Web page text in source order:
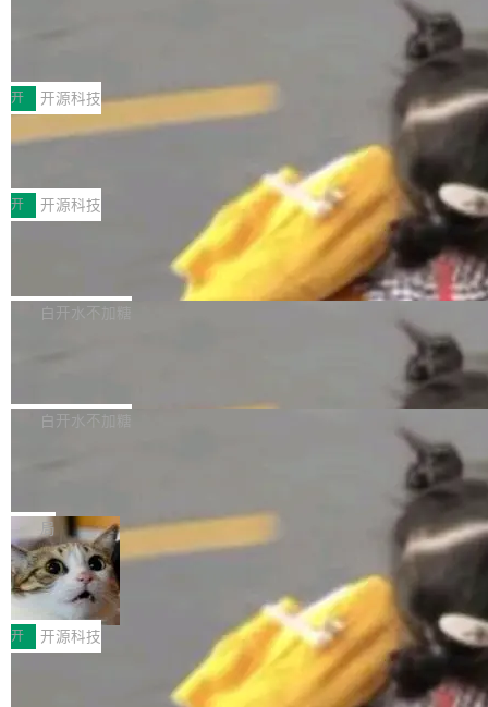
不完。」5T 来自免费额度，3T 来自 Go...
ve JH71XX 的设备，例如 VisionFive 2、PINE
64 STAR64，以及 QEMU。 增强了对 POSIX.1
-2024 和 C23 编程接口标准的兼容性。 compat
_linux(8) 增强了对 Linux 系统调用的支持，包
括 epoll（围绕 kqueue 实现）、POSIX 消息队
列、...
案
享会在上海举办。鸿蒙生态的全场景智慧营销平
台鲸鸿动能协同华为游戏中心，面向游戏行业开
发者及生态伙伴，系统呈现了平台在游戏领域的
完整能力版图——从IAP高价值用户的全周期经
营、到IAA游戏的“买变一体”正循环、再到联运与
广告协同的全链路经营闭环，以及面向全球市场
的出海增长布局。 华为终端云业务商业化销售负
责人在开场致辞中表示，游戏开发者的核心诉求
已不再是“多一个投放渠道”，而是一套能够持续
高质量游戏...
开 开源科技
技嘉X3D系列再添新成员 B850 AORU
面向AMD Ryzen X3D处理器玩家，技嘉X3D系
列主板阵容迎来新成员——B850 AORUS ELITE
X3D。作为面向主流高性能平台打造的全新主板
产品，B850 AORUS ELITE X3D延续技嘉在X3
D平台优化上的技术积累，旨在为游戏玩家带来
更稳定、更高效的装机选择。 B850 AORUS ELI
式2.0，可根据不同使用场景释放处理器潜力，
开 开源科技
Zadig v5.0 发布：AI 发布专员与 AI 审
我们团队这几天最大的卡点不是 AI 写得不够
好，是 AI 写得太好了。 好到审查排期从两天的
过 1528 名开发者，85% 说 AI 把瓶颈从写代码
白开水不加糖
数据库，有一个图形后端。作为一个原生的 Gra
布，具体更新内容包括： feat(zero)：Zero 现
支持 --security superflag（token=...;whitelist
=...），与 Alpha 版本的格式一致，并据此对其
管理 HTTP 端点进行授权。 <blockquote> <p>
<span><strong>警告：</strong>&nbsp;Zero
的 admin ...
白开水不加糖
块钱的玩意儿——一根小竹签，一个竹筒，一头
系着涂了松香的线。甩起来，竹膜震动，发出“哇
——哇”的蝉鸣声。实物越来越难找了，有开发者
把它做成了 Web 玩具，放在 zhuzhiliao.imsai.c
c 上，并在 GitHub 开源。 玩法很简单：按住屏
幕画圈，或者直接甩手机。页面会实时显示转速
（圈/秒），声音来自真实竹知了录音的 1.72 秒
局
30倍效率升级：解锁医学影像数据要素
价值化的真实路径
完成一例腹部CT影像标注，张医生过去需要约1
20个小时。他必须在数百张连续影像上，一笔一
笔勾画边界，一层一层识别肌肉组织。如今，使
用东软飞标医学影像标注平台，同样的工作缩短
开 开源科技
Apache Dubbo-go v3.3.2 正式发布